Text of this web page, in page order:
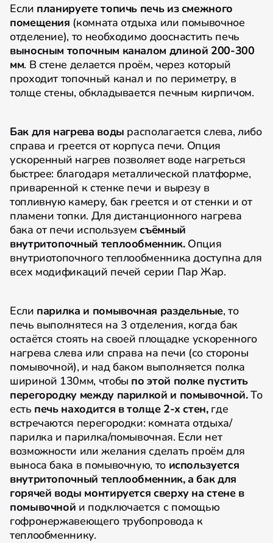
Если планируете топичь печь из смежного
помещения (комната отдыха или помывочное
отделение), то необходимо дооснастить печь
выносным топочным каналом длиной 200-300
мм. В стене делается проём, через который
проходит топочный канал и по периметру, в
толще стены, обкладывается печным кирпичом.
Бак для нагрева воды располагается слева, либо
справа и греется от корпуса печи. Опция
ускоренный нагрев позволяет воде нагреться
быстрее: благодаря металлической платформе,
приваренной к стенке печи и вырезу в
топливную камеру, бак греется и от стенки и от
пламени топки. Для дистанционного нагрева
бака от печи используемсъёмный
внутритопочный теплообменник. Опция
внутриотопочного теплообменника доступна для
всех модификаций печей серии Пар Жар.
Если парилка и помывочная раздельные, то
печь выполнятеся на 3 отделения, когда бак
остаётся стоять на своей площадке ускоренного
нагрева слева или справа на печи (со стороны
помывочной), и над баком выполняется полка
шириной 130мм, чтобы по этой полке пустить
перегородку между парилкой и помывочной.То
есть печь находится в толще 2-х стен,где
встречаются перегородки: комната отдыха/
парилка и парилка/помывочная. Если нет
возможности или желания сделать проём для
выноса бака в помывочную, то используется
внутритопочный теплообменник, а бак для
горячей воды монтируется сверху на стене в
помывочной и подключается с помощью
гофронержавеющего трубопровода к
теплообменнику.